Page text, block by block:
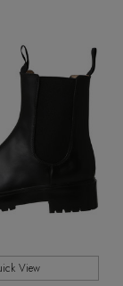
ース
全てのカラー
てのパターン
てのサイズ
ーズサイズ
すべて
View